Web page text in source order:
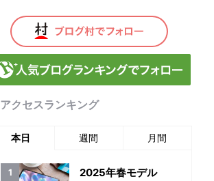
アクセスランキング
本日 週間 月間
2025年春モデル